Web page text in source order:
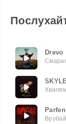
Drevo
Врубай